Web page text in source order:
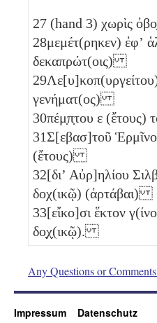
27 (hand 3) χωρὶς
28μεμέτ(ρηκεν) ἐφʼ
δεκαπρώτ(οις)
29
γενήματ(ος)
30πέμ̣π̣του ε (ἔτους)
31Σ[εβασ]τοῦ
(ἔτους)
32[διʼ Αὐρ]ηλίου
δοχ(ικῷ) (ἀρτάβαι)
33[εἴκο]σι ἕκτον
δο̣χ̣(ικῷ).
Any Questions or
Impressum Datenschutz